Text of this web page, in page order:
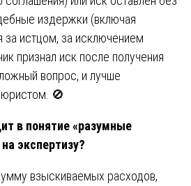
издержки (включая
за истцом, за исключением
признал иск после получения
вопрос, и лучше
юристом. 🚫
в понятие «разумные
экспертизу?
взыскиваемых расходов,